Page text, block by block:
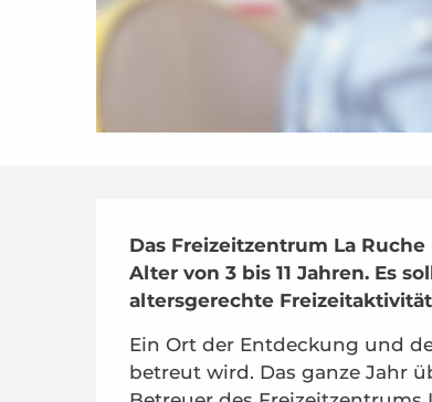
Das Freizeitzentrum La
Alter von 3 bis 11 Jahren. Es
altersgerechte
Ein Ort der Entdeckung und
betreut wird. Das ganze Jahr